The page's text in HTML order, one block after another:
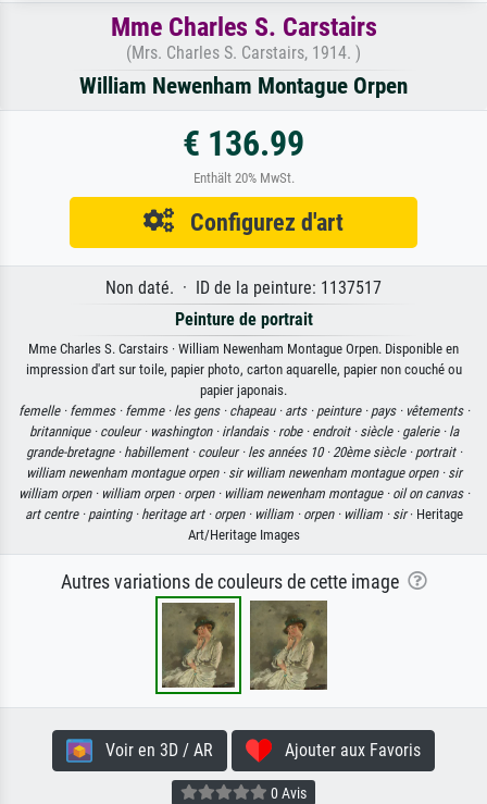
Mme Charles S. Carstairs
(Mrs. Charles S. Carstairs, 1914. )
William Newenham Montague Orpen
€ 136.99
Enthält 20% MwSt.
Configurez d'art
Non daté. · ID de la peinture: 1137517
Peinture de portrait
Mme Charles S. Carstairs · William Newenham Montague Orpen. Disponible en
impression d'art sur toile, papier photo, carton aquarelle, papier non couché ou
papier japonais.
femelle · femmes · femme · les gens · chapeau · arts · peinture · pays · vêtements ·
britannique · couleur · washington · irlandais · robe · endroit · siècle · galerie · la
grande-bretagne · habillement · couleur · les années 10 · 20ème siècle · portrait ·
william newenham montague orpen · sir william newenham montague orpen · sir
william orpen · william orpen · orpen · william newenham montague · oil on canvas ·
art centre · painting · heritage art · orpen · william · orpen · william · sir· Heritage
Art/Heritage Images
Autres variations de couleurs de cette image
Voir en 3D / AR Ajouter aux Favoris
0 Avis